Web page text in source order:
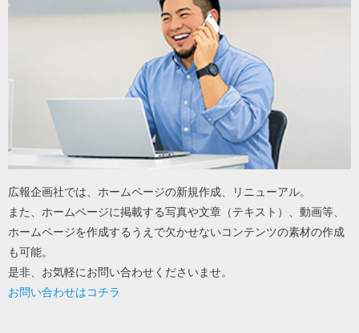
広報企画社では、ホームページの新規作成、リニューアル。
また、ホームページに掲載する写真や文章（テキスト）、動画等、
ホームページを作成するうえで欠かせないコンテンツの素材の作成
も可能。
是非、お気軽にお問い合わせくださいませ。
お問い合わせはコチラ